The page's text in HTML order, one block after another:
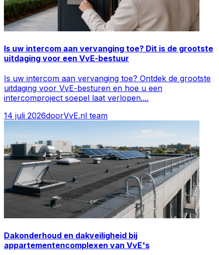
Is uw intercom aan vervanging toe? Dit is de grootste
uitdaging voor een VvE-bestuur
Is uw intercom aan vervanging toe? Ontdek de grootste
uitdaging voor VvE-besturen en hoe u een
intercomproject soepel laat verlopen....
14 juli 2026doorVvE.nl team
Dakonderhoud en dakveiligheid bij
appartementencomplexen van VvE's